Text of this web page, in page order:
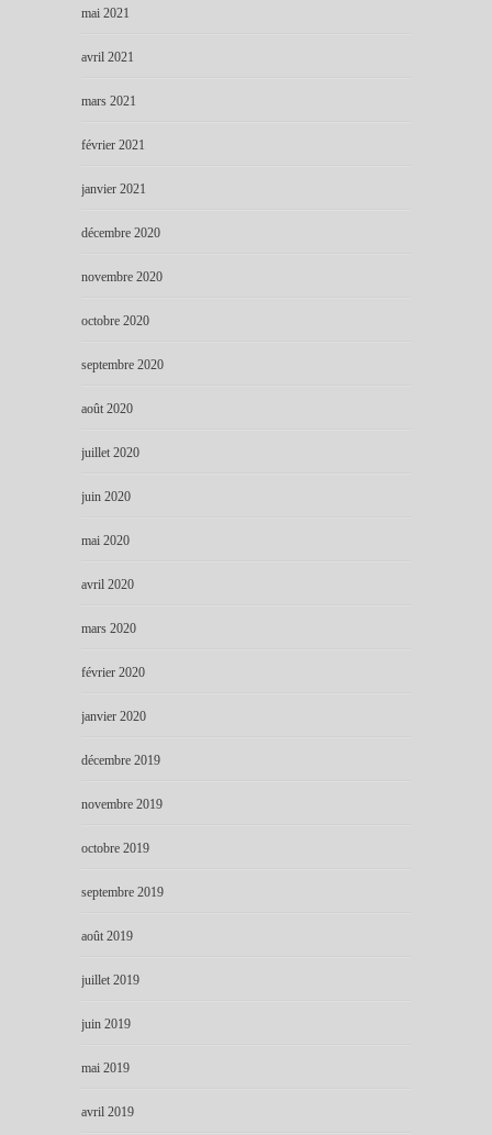
mai 2021
avril 2021
mars 2021
février 2021
janvier 2021
décembre 2020
novembre 2020
octobre 2020
septembre 2020
août 2020
juillet 2020
juin 2020
mai 2020
avril 2020
mars 2020
février 2020
janvier 2020
décembre 2019
novembre 2019
octobre 2019
septembre 2019
août 2019
juillet 2019
juin 2019
mai 2019
avril 2019